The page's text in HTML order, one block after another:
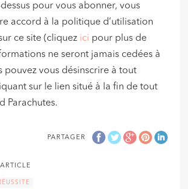
pour vous abonner, vous
accord à la politique d’utilisation
ce site (cliquez ici pour plus de
ne seront jamais cedées à
pouvez vous désinscrire à tout
sur le lien situé à la fin de tout
Parachutes.
PARTAGER